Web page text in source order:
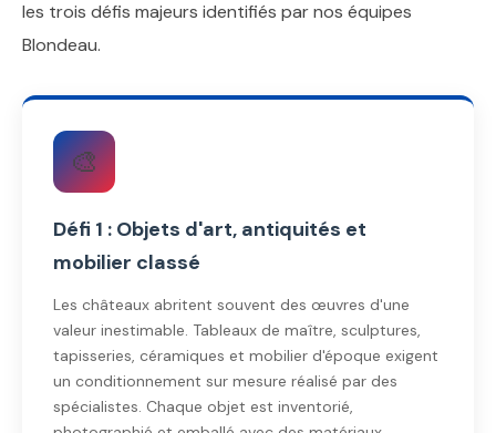
les trois défis majeurs identifiés par nos équipes
Blondeau.
🎨
Défi 1 : Objets d'art, antiquités et
mobilier classé
Les châteaux abritent souvent des œuvres d'une
valeur inestimable. Tableaux de maître, sculptures,
tapisseries, céramiques et mobilier d'époque exigent
un conditionnement sur mesure réalisé par des
spécialistes. Chaque objet est inventorié,